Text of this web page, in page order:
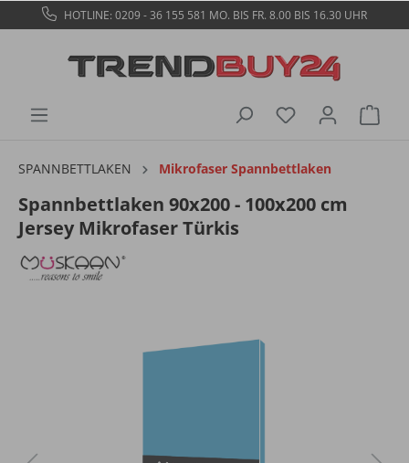
HOTLINE: 0209 - 36 155 581 MO. BIS FR. 8.00 BIS 16.30 UHR
SPANNBETTLAKEN Mikrofaser Spannbettlaken
Spannbettlaken 90x200 - 100x200 cm
Jersey Mikrofaser Türkis